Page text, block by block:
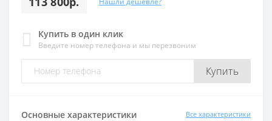
Купить в один клик
Введите номер телефона и мы перезвоним
Купить
Основные характеристики Все характеристики